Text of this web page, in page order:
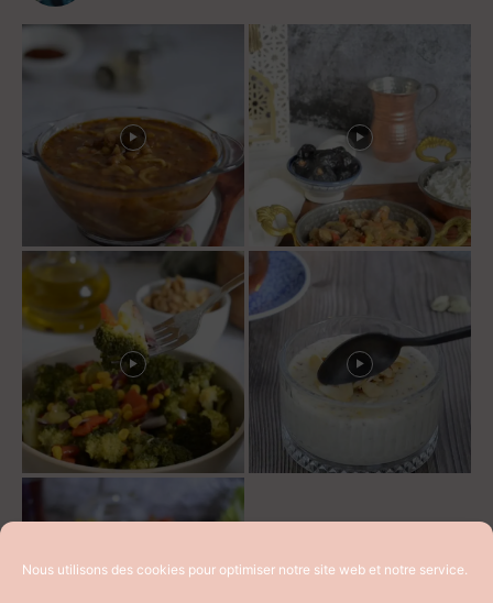
Nous utilisons des cookies pour optimiser notre site web et notre service.